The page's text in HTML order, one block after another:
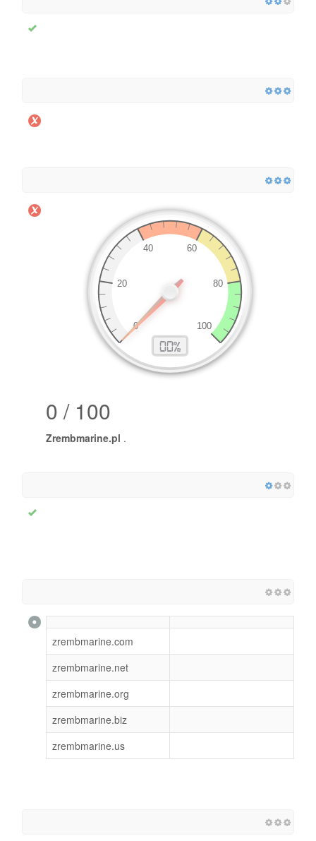
0 / 100
Zrembmarine.pl .
zrembmarine.com
zrembmarine.net
zrembmarine.org
zrembmarine.biz
zrembmarine.us